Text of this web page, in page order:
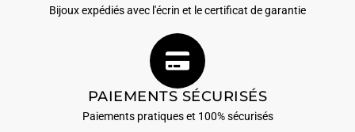
Bijoux expédiés avec l'écrin et le certificat de garantie
PAIEMENTS SÉCURISÉS
Paiements pratiques et 100% sécurisés